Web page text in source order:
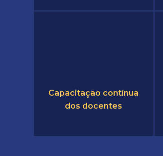
Capacitação contínua
dos docentes